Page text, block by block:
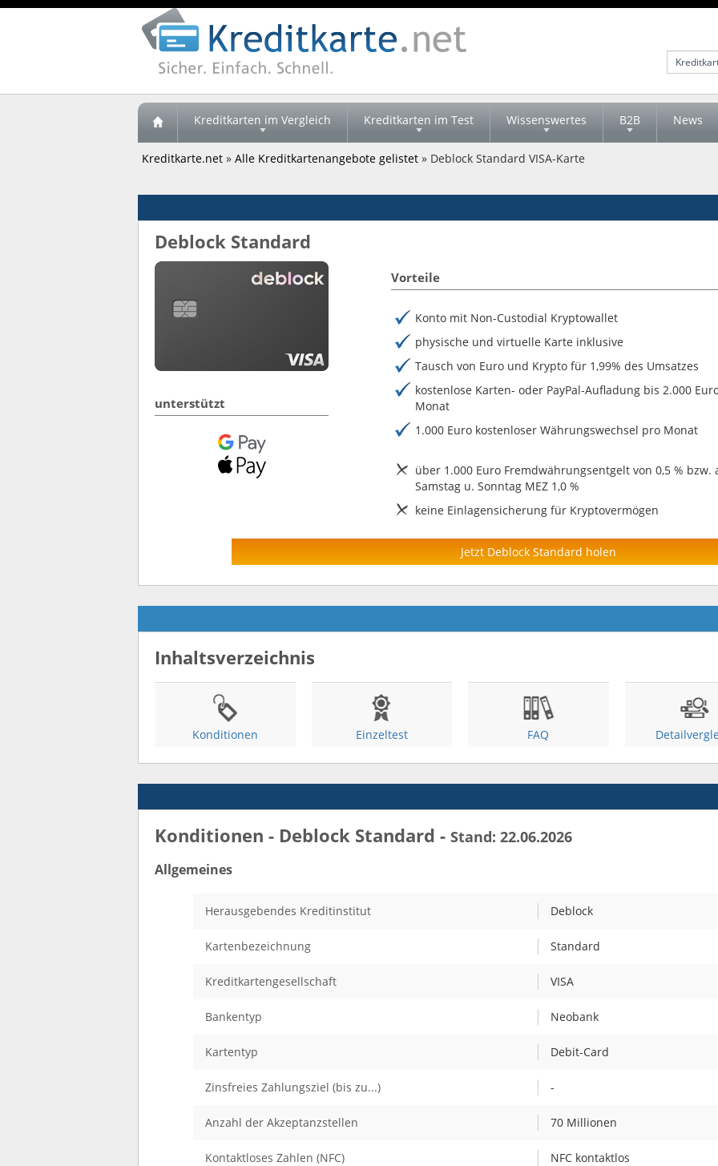
Kreditkarten im Vergleich Kreditkarten im Test Wissenswertes B2B News
Kreditkarte.net » Alle Kreditkartenangebote gelistet » Deblock Standard VISA-Karte
Deblock Standard
unterstützt
Vorteile
Konto mit Non-Custodial Kryptowallet
physische und virtuelle Karte inklusive
Tausch von Euro und Krypto für 1,99% des Umsatzes
kostenlose Karten- oder PayPal-Aufladung bis 2.000
Monat
1.000 Euro kostenloser Währungswechsel pro Monat
über 1.000 Euro Fremdwährungsentgelt von 0,5 % bzw.
Samstag u. Sonntag MEZ 1,0 %
keine Einlagensicherung für Kryptovermögen
Jetzt Deblock Standard holen
Inhaltsverzeichnis
Konditionen Einzeltest FAQ
Konditionen - Deblock Standard - Stand: 22.06.2026
Allgemeines
Herausgebendes Kreditinstitut Deblock
Kartenbezeichnung Standard
Kreditkartengesellschaft VISA
Bankentyp Neobank
Kartentyp Debit-Card
Zinsfreies Zahlungsziel (bis zu...) -
Anzahl der Akzeptanzstellen 70 Millionen
Kontaktloses Zahlen (NFC) NFC kontaktlos